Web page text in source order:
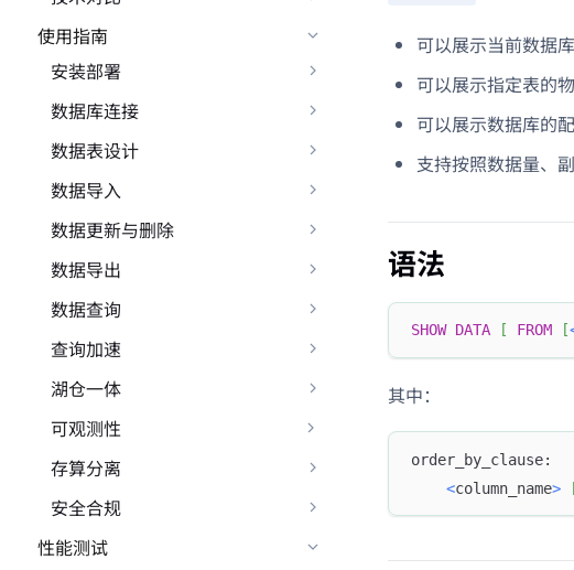
使用指南
安装部署
数据库连接
数据表设计
数据导入
数据更新与删除
数据导出
数据查询
查询加速
湖仓一体
可观测性
存算分离
安全合规
性能测试
可以展示当前数据
可以展示指定表的
可以展示数据库的
支持按照数据量、
语法
SHOW DATA [ FROM [
其中：
order_by_clause:
<column_name>